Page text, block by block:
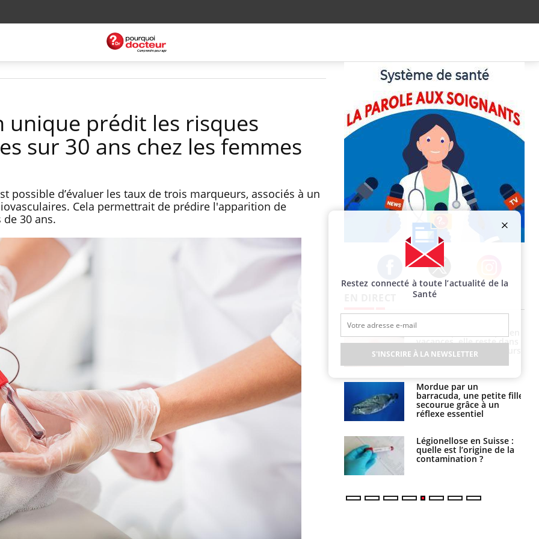
unique prédit les risques
sur 30 ans chez les femmes
possible d’évaluer les taux de trois marqueurs, associés à un
Cela permettrait de prédire l'apparition de
30 ans.
Facebook Twitter Instagram
Fortes chaleurs :
pourquoi le risque de
noyade grimpe-t-il ?
Le Viagra pourrait-il
freiner la propagation du
cancer ?
Pourquoi manger moins
de protéines pourrait
finalement être bénéfique
Grossesse et chaleur : ce
que dit la science
vacances, elle reste dans
le coma pendant 42 jours
Mordue par un
barracuda, une petite fille
secourue grâce à un
réflexe essentiel
Légionellose en Suisse :
quelle est l’origine de la
contamination ?
Restez connecté à toute l’actualité de la
Santé
S'INSCRIRE À LA NEWSLETTER